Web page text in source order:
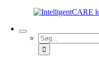
Søg
efter: